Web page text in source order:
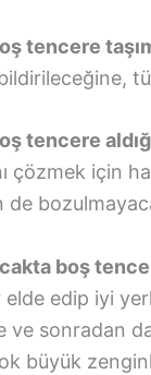
tencere
tencere
çözmek için
de
boş
elde edip iyi
ve sonradan
büyük